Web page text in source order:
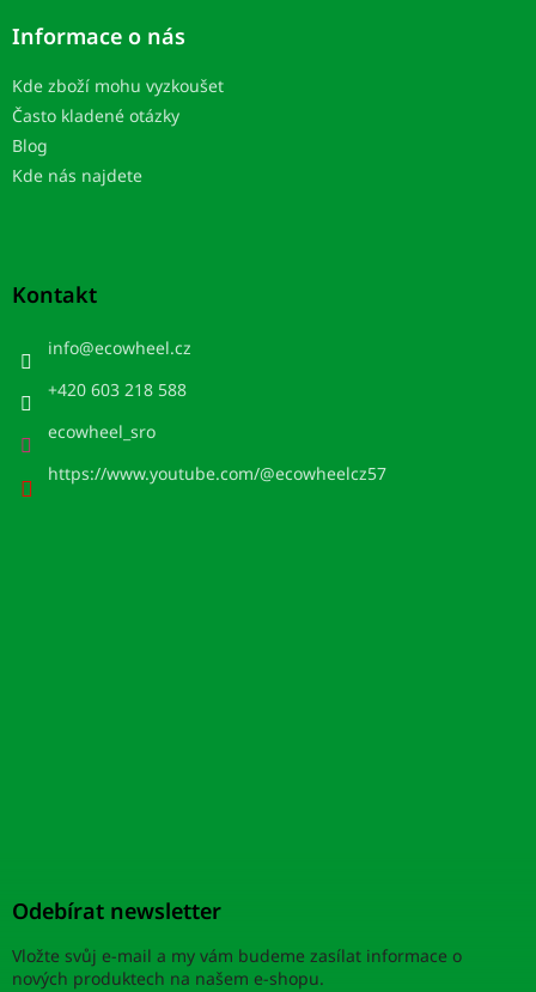
Informace o nás
Kde zboží mohu vyzkoušet
Často kladené otázky
Blog
Kde nás najdete
Kontakt
info@ecowheel.cz
+420 603 218 588
ecowheel_sro
https://www.youtube.com/@ecowheelcz57
Odebírat newsletter
Vložte svůj e-mail a my vám budeme zasílat informace o
nových produktech na našem e-shopu.